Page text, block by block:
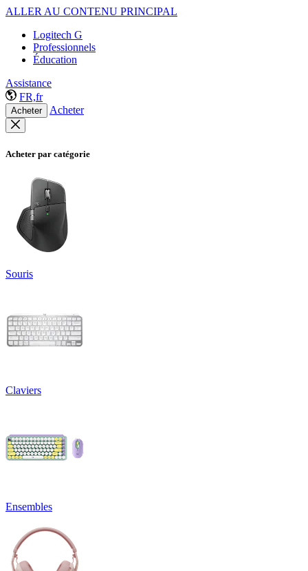
ALLER AU CONTENU PRINCIPAL
Logitech G
Professionnels
Éducation
Assistance
FR,fr
Acheter Acheter
Acheter par catégorie
Souris
Claviers
Ensembles